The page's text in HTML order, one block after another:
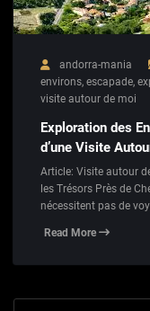
andorra-mania
environs, escapade,
visite autour de moi
Exploration des
d’une Visite
Article: Visite autour
les Trésors Près de
nécessitent pas de
Read More